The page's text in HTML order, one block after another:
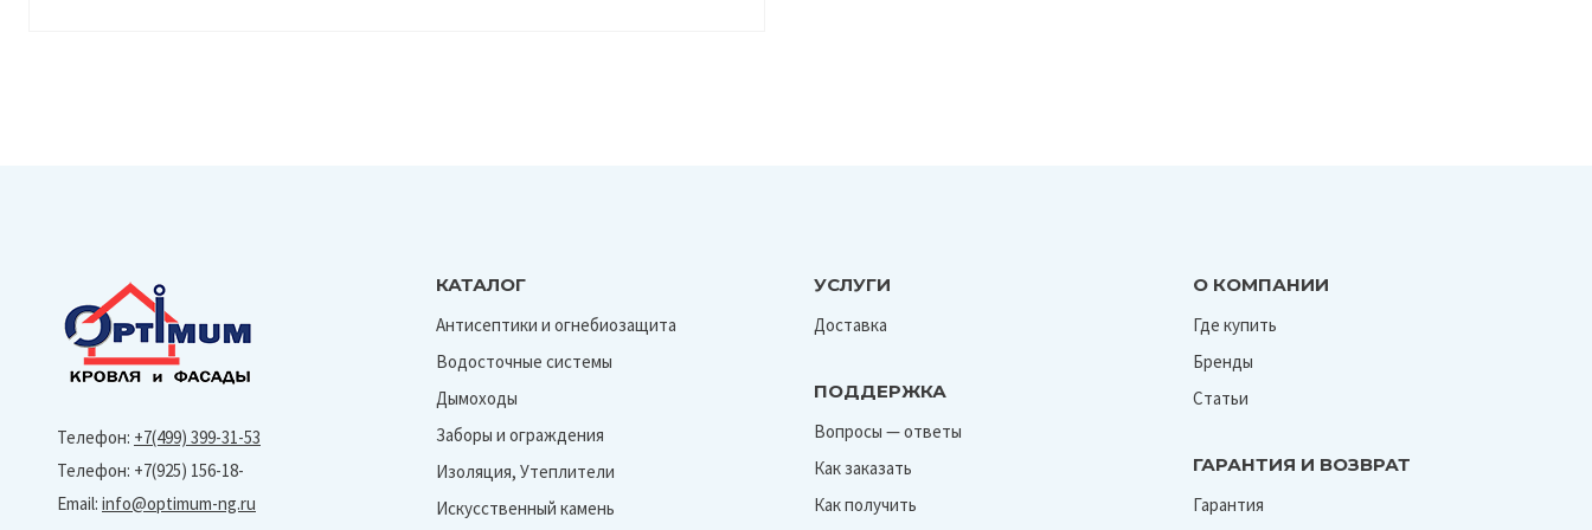
Телефон: +7(499) 399-31-53
Телефон: +7(925) 156-18-
Email: info@optimum-ng.ru
КАТАЛОГ
Антисептики и огнебиозащита
Водосточные системы
Дымоходы
Заборы и ограждения
Изоляция, Утеплители
Искусственный камень
УСЛУГИ
Доставка
ПОДДЕРЖКА
Вопросы — ответы
Как заказать
Как получить
О КОМПАНИИ
Где купить
Бренды
Статьи
ГАРАНТИЯ И ВОЗВРАТ
Гарантия